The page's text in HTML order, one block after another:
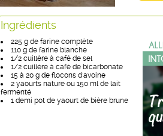
Ingrédients
225 g de farine complète
110 g de farine blanche
1/2 cuillère à café de sel
1/2 cuillère à café de bicarbonate
15 à 20 g de flocons d'avoine
2 yaourts nature ou 150 ml de lait
fermenté
1 demi pot de yaourt de bière brune